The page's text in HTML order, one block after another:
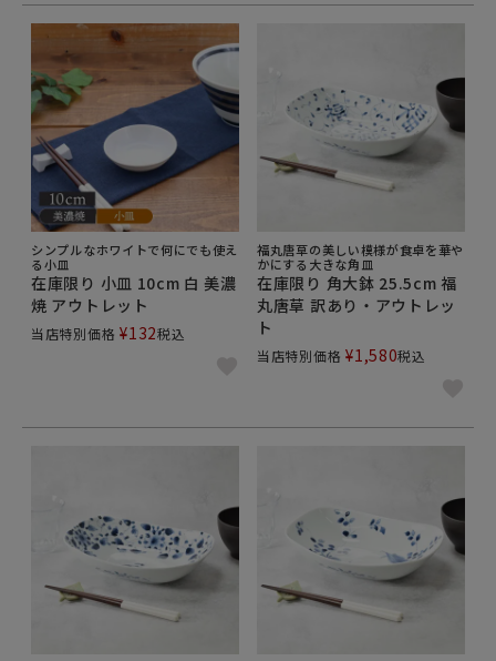
シンプルなホワイトで何にでも使え
る小皿
在庫限り 小皿 10cm 白 美濃
焼 アウトレット
当店特別価格 ¥132税込
福丸唐草の美しい模様が食卓を華や
かにする大きな角皿
在庫限り 角大鉢 25.5cm 福
丸唐草 訳あり・アウトレッ
ト
当店特別価格 ¥1,580税込